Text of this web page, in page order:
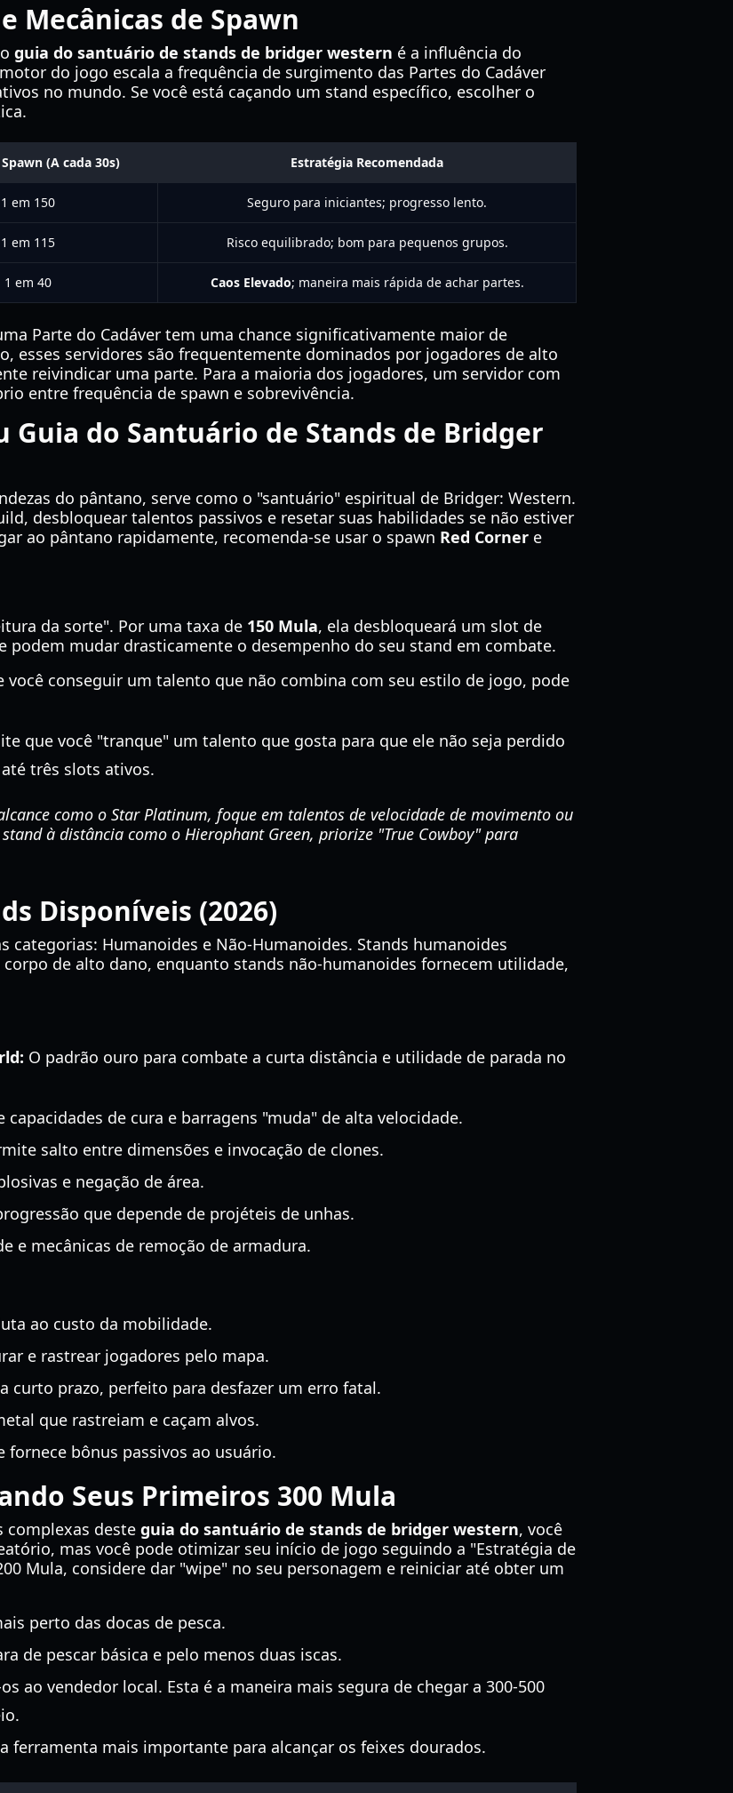
Mecânicas de Spawn
guia do santuário de stands de bridger western é a influência do
do jogo escala a frequência de surgimento das Partes do Cadáver
no mundo. Se você está caçando um stand específico, escolher o
(A cada 30s) Estratégia Recomendada
1 em 150 Seguro para iniciantes; progresso lento.
1 em 115 Risco equilibrado; bom para pequenos grupos.
1 em 40 Caos Elevado; maneira mais rápida de achar partes.
Parte do Cadáver tem uma chance significativamente maior de
esses servidores são frequentemente dominados por jogadores de alto
reivindicar uma parte. Para a maioria dos jogadores, um servidor com
entre frequência de spawn e sobrevivência.
Guia do Santuário de Stands de Bridger
do pântano, serve como o "santuário" espiritual de Bridger: Western.
desbloquear talentos passivos e resetar suas habilidades se não estiver
ao pântano rapidamente, recomenda-se usar o spawn Red Corner e
da sorte". Por uma taxa de 150 Mula, ela desbloqueará um slot de
podem mudar drasticamente o desempenho do seu stand em combate.
você conseguir um talento que não combina com seu estilo de jogo, pode
que você "tranque" um talento que gosta para que ele não seja perdido
três slots ativos.
como o Star Platinum, foque em talentos de velocidade de movimento ou
à distância como o Hierophant Green, priorize "True Cowboy" para
Disponíveis (2026)
categorias: Humanoides e Não-Humanoides. Stands humanoides
de alto dano, enquanto stands não-humanoides fornecem utilidade,
O padrão ouro para combate a curta distância e utilidade de parada no
capacidades de cura e barragens "muda" de alta velocidade.
salto entre dimensões e invocação de clones.
e negação de área.
que depende de projéteis de unhas.
e mecânicas de remoção de armadura.
ao custo da mobilidade.
e rastrear jogadores pelo mapa.
curto prazo, perfeito para desfazer um erro fatal.
que rastreiam e caçam alvos.
bônus passivos ao usuário.
Seus Primeiros 300 Mula
complexas deste guia do santuário de stands de bridger western, você
mas você pode otimizar seu início de jogo seguindo a "Estratégia de
Mula, considere dar "wipe" no seu personagem e reiniciar até obter um
perto das docas de pesca.
de pescar básica e pelo menos duas iscas.
ao vendedor local. Esta é a maneira mais segura de chegar a 300-500
ferramenta mais importante para alcançar os feixes dourados.